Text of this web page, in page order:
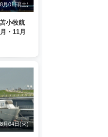
月01日(土)
小牧航
・11月
月04日(火)